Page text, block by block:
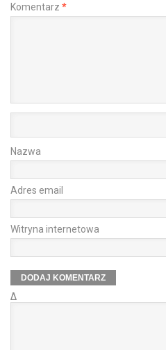
Komentarz *
Nazwa
Adres email
Witryna internetowa
Δ